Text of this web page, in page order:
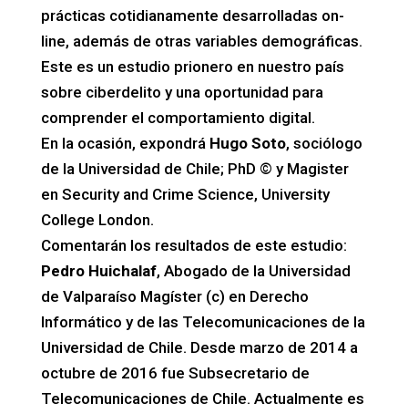
prácticas cotidianamente desarrolladas on-
line, además de otras variables demográficas.
Este es un estudio prionero en nuestro país
sobre ciberdelito y una oportunidad para
comprender el comportamiento digital.
En la ocasión, expondrá Hugo Soto, sociólogo
de la Universidad de Chile; PhD © y Magister
en Security and Crime Science, University
College London.
Comentarán los resultados de este estudio:
Pedro Huichalaf, Abogado de la Universidad
de Valparaíso Magíster (c) en Derecho
Informático y de las Telecomunicaciones de la
Universidad de Chile. Desde marzo de 2014 a
octubre de 2016 fue Subsecretario de
Telecomunicaciones de Chile. Actualmente es